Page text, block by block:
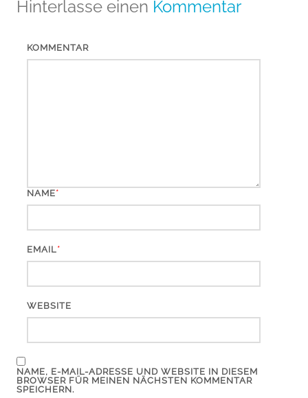
Hinterlasse einen Kommentar
KOMMENTAR
NAME*
EMAIL*
WEBSITE
NAME, E-MAIL-ADRESSE UND WEBSITE IN DIESEM
BROWSER FÜR MEINEN NÄCHSTEN KOMMENTAR
SPEICHERN.